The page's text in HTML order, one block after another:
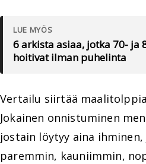
LUE MYÖS
6 arkista asiaa, jotka 70- ja
hoitivat ilman puhelinta
Vertailu siirtää
Jokainen onnistuminen
jostain löytyy aina
paremmin, kauniimmin,